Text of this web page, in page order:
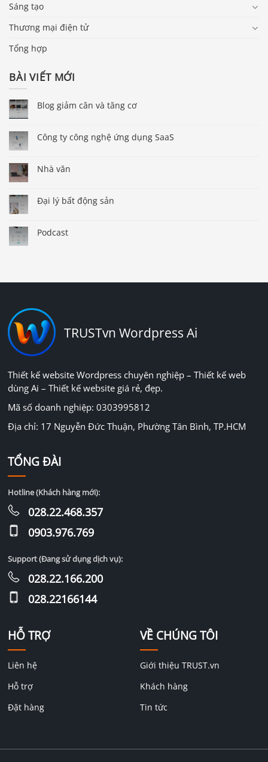
Sáng tạo
Thương mại điện tử
Tổng hợp
BÀI VIẾT MỚI
Blog giảm cân và tăng cơ
Công ty công nghệ ứng dụng SaaS
Nhà văn
Đại lý bất động sản
Podcast
TRUSTvn Wordpress Ai
Thiết kế website Wordpress chuyên nghiệp – Thiết kế web
dùng Ai – Thiết kế website giá rẻ, đẹp.
Mã số doanh nghiệp: 0303995812
Địa chỉ: 17 Nguyễn Đức Thuận, Phường Tân Bình, TP.HCM
HỖ TRỢ
Liên hệ
Hỗ trợ
Đặt hàng
VỀ CHÚNG TÔI
Giới thiệu TRUST.vn
Khách hàng
Tin tức
TỔNG ĐÀI
Hotline (Khách hàng mới):
028.22.468.357
0903.976.769
Support (Đang sử dụng dịch vụ):
028.22.166.200
028.22166144